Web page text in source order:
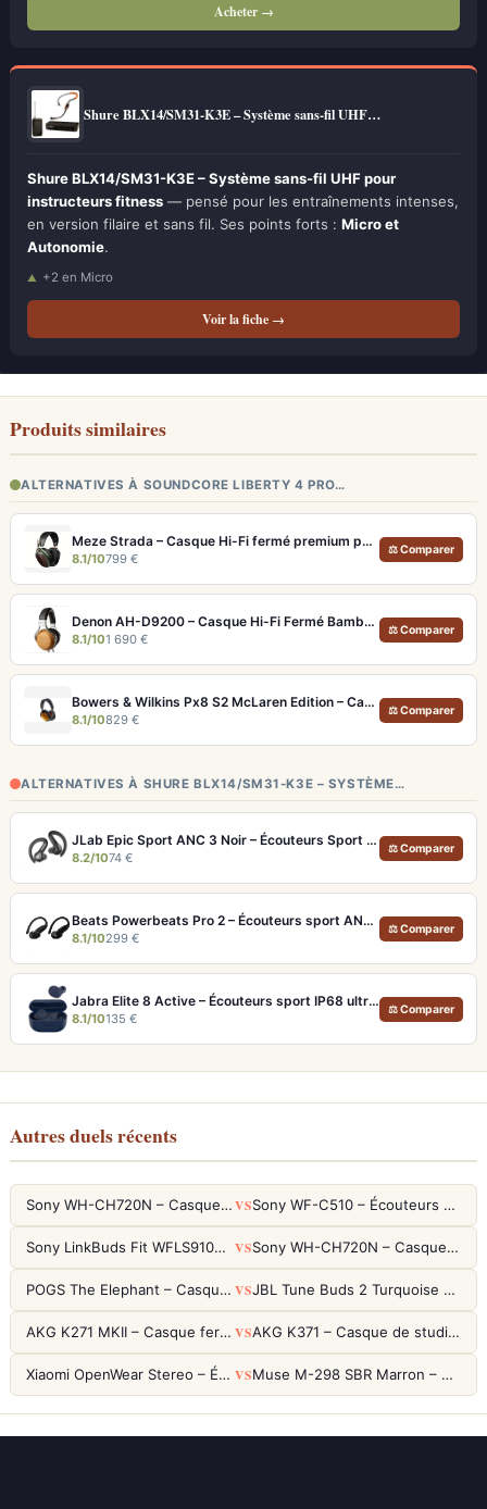
Acheter →
Shure BLX14/SM31-K3E – Système sans-fil UHF…
Shure BLX14/SM31-K3E – Système sans-fil UHF pour
instructeurs fitness — pensé pour les entraînements intenses,
en version filaire et sans fil. Ses points forts : Micro et
Autonomie.
+2 en Micro
Voir la fiche →
Produits similaires
ALTERNATIVES À SOUNDCORE LIBERTY 4 PRO…
Meze Strada – Casque Hi-Fi fermé premium pour écoute immersive
8.1/10799 €
⚖ Comparer
Denon AH-D9200 – Casque Hi-Fi Fermé Bambou FreeEdge Portable
8.1/101 690 €
⚖ Comparer
Bowers & Wilkins Px8 S2 McLaren Edition – Casque ANC hi-fi luxe et son de référence
8.1/10829 €
⚖ Comparer
ALTERNATIVES À SHURE BLX14/SM31-K3E – SYSTÈME…
JLab Epic Sport ANC 3 Noir – Écouteurs Sport ANC IP66 Double Driver
8.2/1074 €
⚖ Comparer
Beats Powerbeats Pro 2 – Écouteurs sport ANC et Suivi Cardio
8.1/10299 €
⚖ Comparer
Jabra Elite 8 Active – Écouteurs sport IP68 ultra-robustes et ANC
8.1/10135 €
⚖ Comparer
Autres duels récents
Sony WH-CH720N – Casque ANC 35h, Ultra-léger (192g) avec Processeur V1 VS Sony WF-C510 – Écouteurs True Wireless compacts, autonomie 22h et multipoint
Sony LinkBuds Fit WFLS910NW Blanc – Écouteurs Sport Ailes ANC VS Sony WH-CH720N – Casque ANC 35h, Ultra-léger (192g) avec Processeur V1
POGS The Elephant – Casque Filaire Enfants 85dB POGS-Safe™ (Éco-Responsable) VS JBL Tune Buds 2 Turquoise – Écouteurs True Wireless avec ANC et autonomie 48h
AKG K271 MKII – Casque fermé studio fiable pour une écoute neutre VS AKG K371 – Casque de studio fermé 50mm titane, réponse 5Hz-50kHz
Xiaomi OpenWear Stereo – Écouteurs Open-Ear Hi-Res avec réduction de fuite sonore VS Muse M-298 SBR Marron – Casque Bluetooth ANC avec 66h d'autonomie